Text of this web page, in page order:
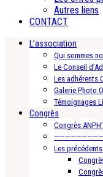
Autres liens
CONTACT
L’association
Qui sommes
Le Conseil
Les adhérents
Galerie Photo
Témoignages
Congrès
Congrès
Les